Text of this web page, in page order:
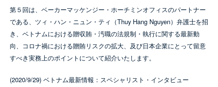
第５回は、ベーカーマッケンジー・ホーチミンオフィスのパートナー
である、ツィ・ハン・ニュン・ティ（Thuy Hang Nguyen）弁護士を招
き、ベトナムにおける贈収賄・汚職の法規制・執行に関する最新動
向、コロナ禍における贈賄リスクの拡大、及び日本企業にとって留意
すべき実務上のポイントについて紹介いたします。
(2020/9/29) ベトナム最新情報：スペシャリスト・インタビュー